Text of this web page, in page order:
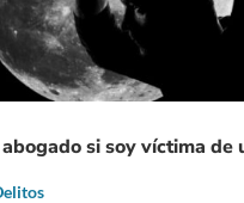
si soy víctima de